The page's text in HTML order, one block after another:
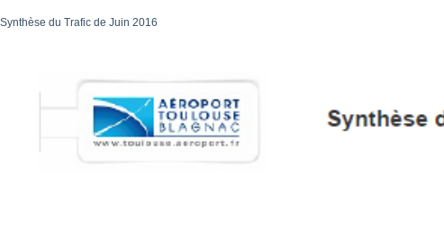
Synthèse du Trafic de Juin 2016